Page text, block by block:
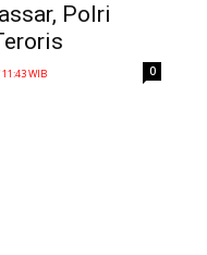
Polri
WIB 0